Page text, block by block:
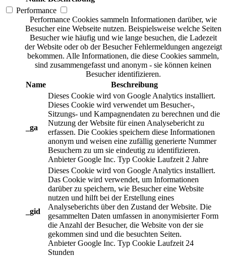
Performance
Performance Cookies sammeln Informationen darüber, wie
Besucher eine Webseite nutzen. Beispielsweise welche Seiten
Besucher wie häufig und wie lange besuchen, die Ladezeit
der Website oder ob der Besucher Fehlermeldungen angezeigt
bekommen. Alle Informationen, die diese Cookies sammeln,
sind zusammengefasst und anonym - sie können keinen
Besucher identifizieren.
Name
Beschreibung
_ga
Dieses Cookie wird von Google Analytics installiert.
Dieses Cookie wird verwendet um Besucher-,
Sitzungs- und Kampagnendaten zu berechnen und die
Nutzung der Website für einen Analysebericht zu
erfassen. Die Cookies speichern diese Informationen
anonym und weisen eine zufällig generierte Nummer
Besuchern zu um sie eindeutig zu identifizieren.
Anbieter Google Inc. Typ Cookie Laufzeit 2 Jahre
_gid
Dieses Cookie wird von Google Analytics installiert.
Das Cookie wird verwendet, um Informationen
darüber zu speichern, wie Besucher eine Website
nutzen und hilft bei der Erstellung eines
Analyseberichts über den Zustand der Website. Die
gesammelten Daten umfassen in anonymisierter Form
die Anzahl der Besucher, die Website von der sie
gekommen sind und die besuchten Seiten.
Anbieter Google Inc. Typ Cookie Laufzeit 24
Stunden